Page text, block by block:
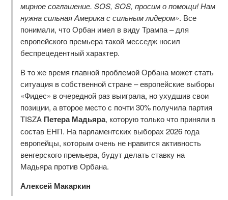
мирное соглашение. SOS, SOS, просим о помощи! Нам
нужна сильная Америка с сильным лидером». Все
понимали, что Орбан имел в виду Трампа – для
европейского премьера такой месседж носил
беспрецедентный характер.
В то же время главной проблемой Орбана может стать
ситуация в собственной стране – европейские выборы
«Фидес» в очередной раз выиграла, но ухудшив свои
позиции, а второе место с почти 30% получила партия
TISZA Петера Мадьяра, которую только что приняли в
состав ЕНП. На парламентских выборах 2026 года
европейцы, которым очень не нравится активность
венгерского премьера, будут делать ставку на
Мадьяра против Орбана.
Алексей Макаркин